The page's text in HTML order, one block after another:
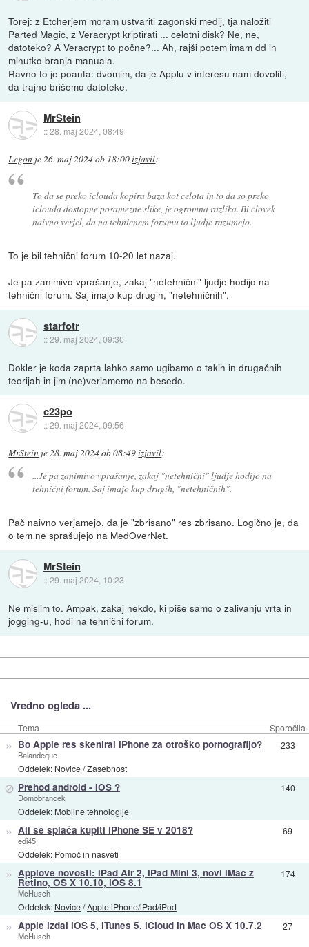
Torej: z Etcherjem moram ustvariti zagonski medij, tja naložiti
Parted Magic, z Veracrypt kriptirati ... celotni disk? Ne, ne,
datoteko? A Veracrypt to počne?... Ah, rajši potem imam dd in
minutko branja manuala.
Ravno to je poanta: dvomim, da je Applu v interesu nam dovoliti,
da trajno brišemo datoteke.
MrStein
::28. maj 2024, 08:49
Legon je26. maj 2024 ob 18:00izjavil:
To da se preko iclouda kopira baza kot celota in to da so preko
iclouda dostopne posamezne slike, je ogromna razlika. Bi clovek
naivno verjel, da na tehnicnem forumu to ljudje razumejo.
To je bil tehnični forum 10-20 let nazaj.
Je pa zanimivo vprašanje, zakaj "netehnični" ljudje hodijo na
tehnični forum. Saj imajo kup drugih, "netehničnih".
starfotr
::29. maj 2024, 09:30
Dokler je koda zaprta lahko samo ugibamo o takih in drugačnih
teorijah in jim (ne)verjamemo na besedo.
c23po
::29. maj 2024, 09:56
MrStein je28. maj 2024 ob 08:49izjavil:
...Je pa zanimivo vprašanje, zakaj "netehnični" ljudje hodijo na
tehnični forum. Saj imajo kup drugih, "netehničnih".
Pač naivno verjamejo, da je "zbrisano" res zbrisano. Logično je, da
o tem ne sprašujejo na MedOverNet.
MrStein
::29. maj 2024, 10:23
Ne mislim to. Ampak, zakaj nekdo, ki piše samo o zalivanju vrta in
jogging-u, hodi na tehnični forum.
Vredno ogleda ...
Tema Sporočila
» Bo Apple res skeniral iPhone za otroško pornografijo?
Balandeque
Oddelek: Novice/Zasebnost
233
⊘ Prehod android - IOS ?
Domobrancek
Oddelek: Mobilne tehnologije
140
» Ali se splača kupiti iPhone SE v 2018?
edi45
Oddelek: Pomoč in nasveti
69
» Applove novosti: iPad Air 2, iPad Mini 3, novi iMac z
Retino, OS X 10.10, iOS 8.1
McHusch
Oddelek: Novice/Apple iPhone/iPad/iPod
174
» Apple izdal iOS 5, iTunes 5, iCloud in Mac OS X 10.7.2
McHusch
27